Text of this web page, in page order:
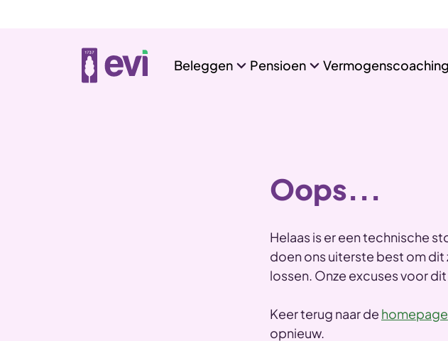
Beleggen Pensioen Vermogenscoaching
Oops...
Helaas is er een technische
doen ons uiterste best om dit
lossen. Onze excuses voor
Keer terug naar de homepage
opnieuw.